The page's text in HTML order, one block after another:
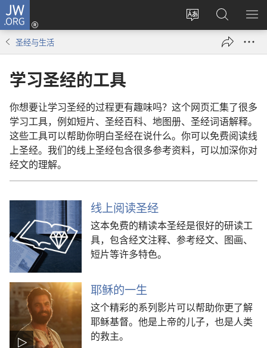
JW.ORG
更
登
录
（打
搜
索
JW.ORG
显
圣经与生活
学习圣经的工具
你想要让学习圣经的过程更有趣味吗？这个网页汇集了很多
学习工具，例如短片、圣经百科、地图册、圣经词语解释。
这些工具可以帮助你明白圣经在说什么。你可以免费阅读线
上圣经。我们的线上圣经包含很多参考资料，可以加深你对
经文的理解。
线上阅读圣经
这本免费的精读本圣经是很好的研读工
具，包含经文注释、参考经文、图画、
短片等许多特色。
耶稣的一生
这个精彩的系列影片可以帮助你更了解
耶稣基督。他是上帝的儿子，也是人类
的救主。